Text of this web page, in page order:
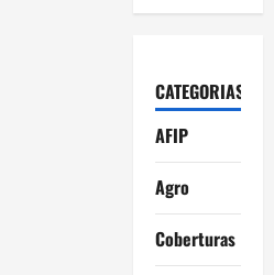
CATEGORIAS
AFIP
Agro
Coberturas